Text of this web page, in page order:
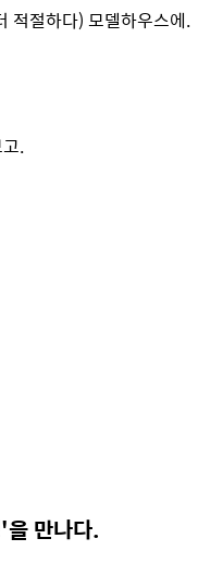
적절하다) 모델하우스에.
.
만나다.